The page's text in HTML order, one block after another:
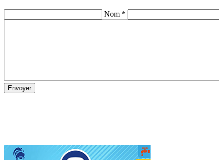
Nom *